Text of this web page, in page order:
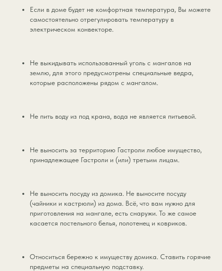
Если в доме будет не комфортная температура, Вы можете
самостоятельно отрегулировать температуру в
электрическом конвекторе.
Не выкидывать использованный уголь с мангалов на
землю, для этого предусмотрены специальные ведра,
которые расположены рядом с мангалом.
Не пить воду из под крана, вода не является питьевой.
Не выносить за территорию Гастроли любое имущество,
принадлежащее Гастроли и (или) третьим лицам.
Не выносить посуду из домика. Не выносите посуду
(чайники и кастрюли) из дома. Всё, что вам нужно для
приготовления на мангале, есть снаружи. То же самое
касается постельного белья, полотенец и ковриков.
Относиться бережно к имуществу домика. Ставить горячие
предметы на специальную подставку.